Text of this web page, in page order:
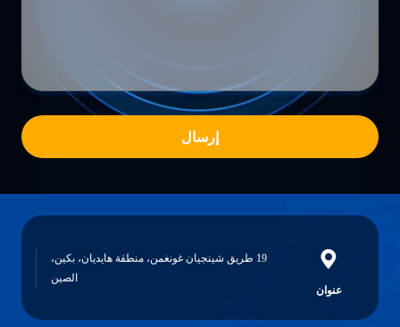
إرسال
عنوان
19 طريق شينجيان غونغمن، منطقة هايديان، بكين،
الصين